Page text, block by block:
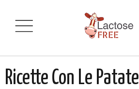
Ricette Con Le Patate